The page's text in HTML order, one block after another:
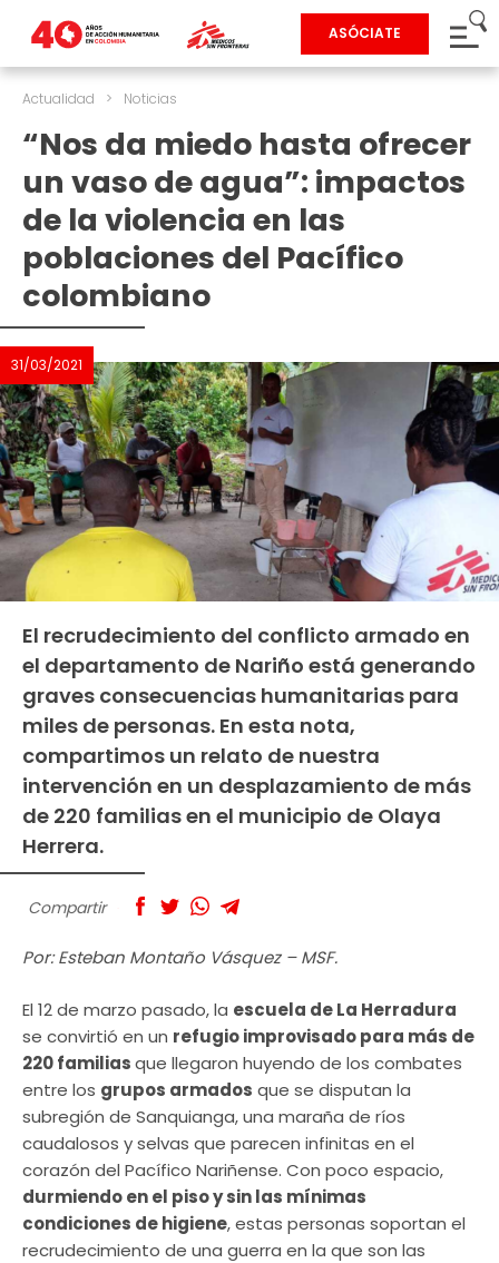
ASÓCIATE
Actualidad > Noticias
“Nos da miedo hasta ofrecer
un vaso de agua”: impactos
de la violencia en las
poblaciones del Pacífico
colombiano
31/03/2021
El recrudecimiento del conflicto armado en
el departamento de Nariño está generando
graves consecuencias humanitarias para
miles de personas. En esta nota,
compartimos un relato de nuestra
intervención en un desplazamiento de más
de 220 familias en el municipio de Olaya
Herrera.
Compartir
Por: Esteban Montaño Vásquez – MSF.
El 12 de marzo pasado, la escuela de La Herradura
se convirtió en un refugio improvisado para más de
220 familiasque llegaron huyendo de los combates
entre los grupos armados que se disputan la
subregión de Sanquianga, una maraña de ríos
caudalosos y selvas que parecen infinitas en el
corazón del Pacífico Nariñense. Con poco espacio,
durmiendo en el piso y sin las mínimas
condiciones de higiene, estas personas soportan el
recrudecimiento de una guerra en la que son las